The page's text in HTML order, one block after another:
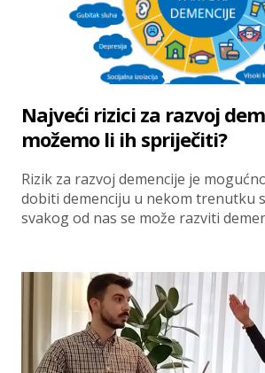
Najveći rizici za razvoj
možemo li ih spriječiti?
Rizik za razvoj demencije je
dobiti demenciju u nekom trenutku
svakog od nas se može razviti